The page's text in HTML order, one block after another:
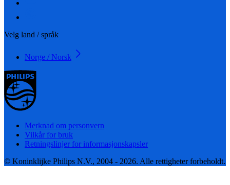
Velg land / språk
Norge / Norsk
Merknad om personvern
Vilkår for bruk
Retningslinjer for informasjonskapsler
© Koninklijke Philips N.V., 2004 - 2026. Alle rettigheter forbeholdt.